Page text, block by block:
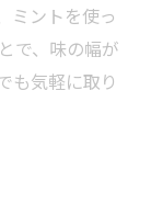
ミントを使っ
で、味の幅が
も気軽に取り